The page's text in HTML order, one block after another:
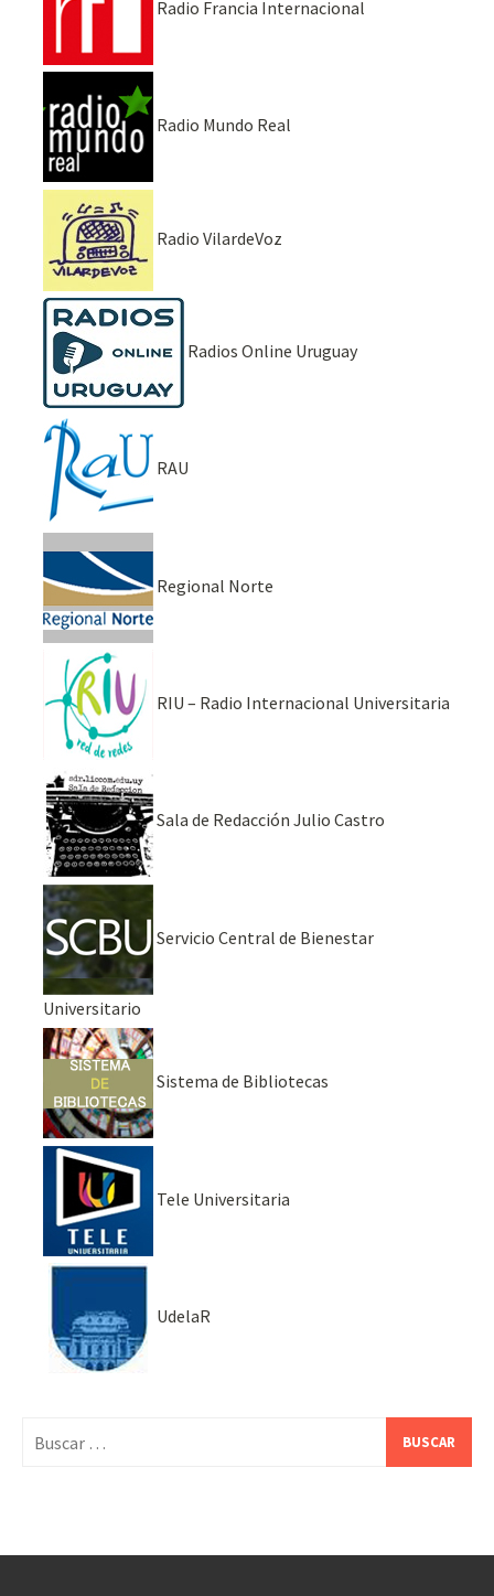
Radio Francia Internacional
Radio Mundo Real
Radio VilardeVoz
Radios Online Uruguay
RAU
Regional Norte
RIU – Radio Internacional Universitaria
Sala de Redacción Julio Castro
Servicio Central de Bienestar
Universitario
Sistema de Bibliotecas
Tele Universitaria
UdelaR